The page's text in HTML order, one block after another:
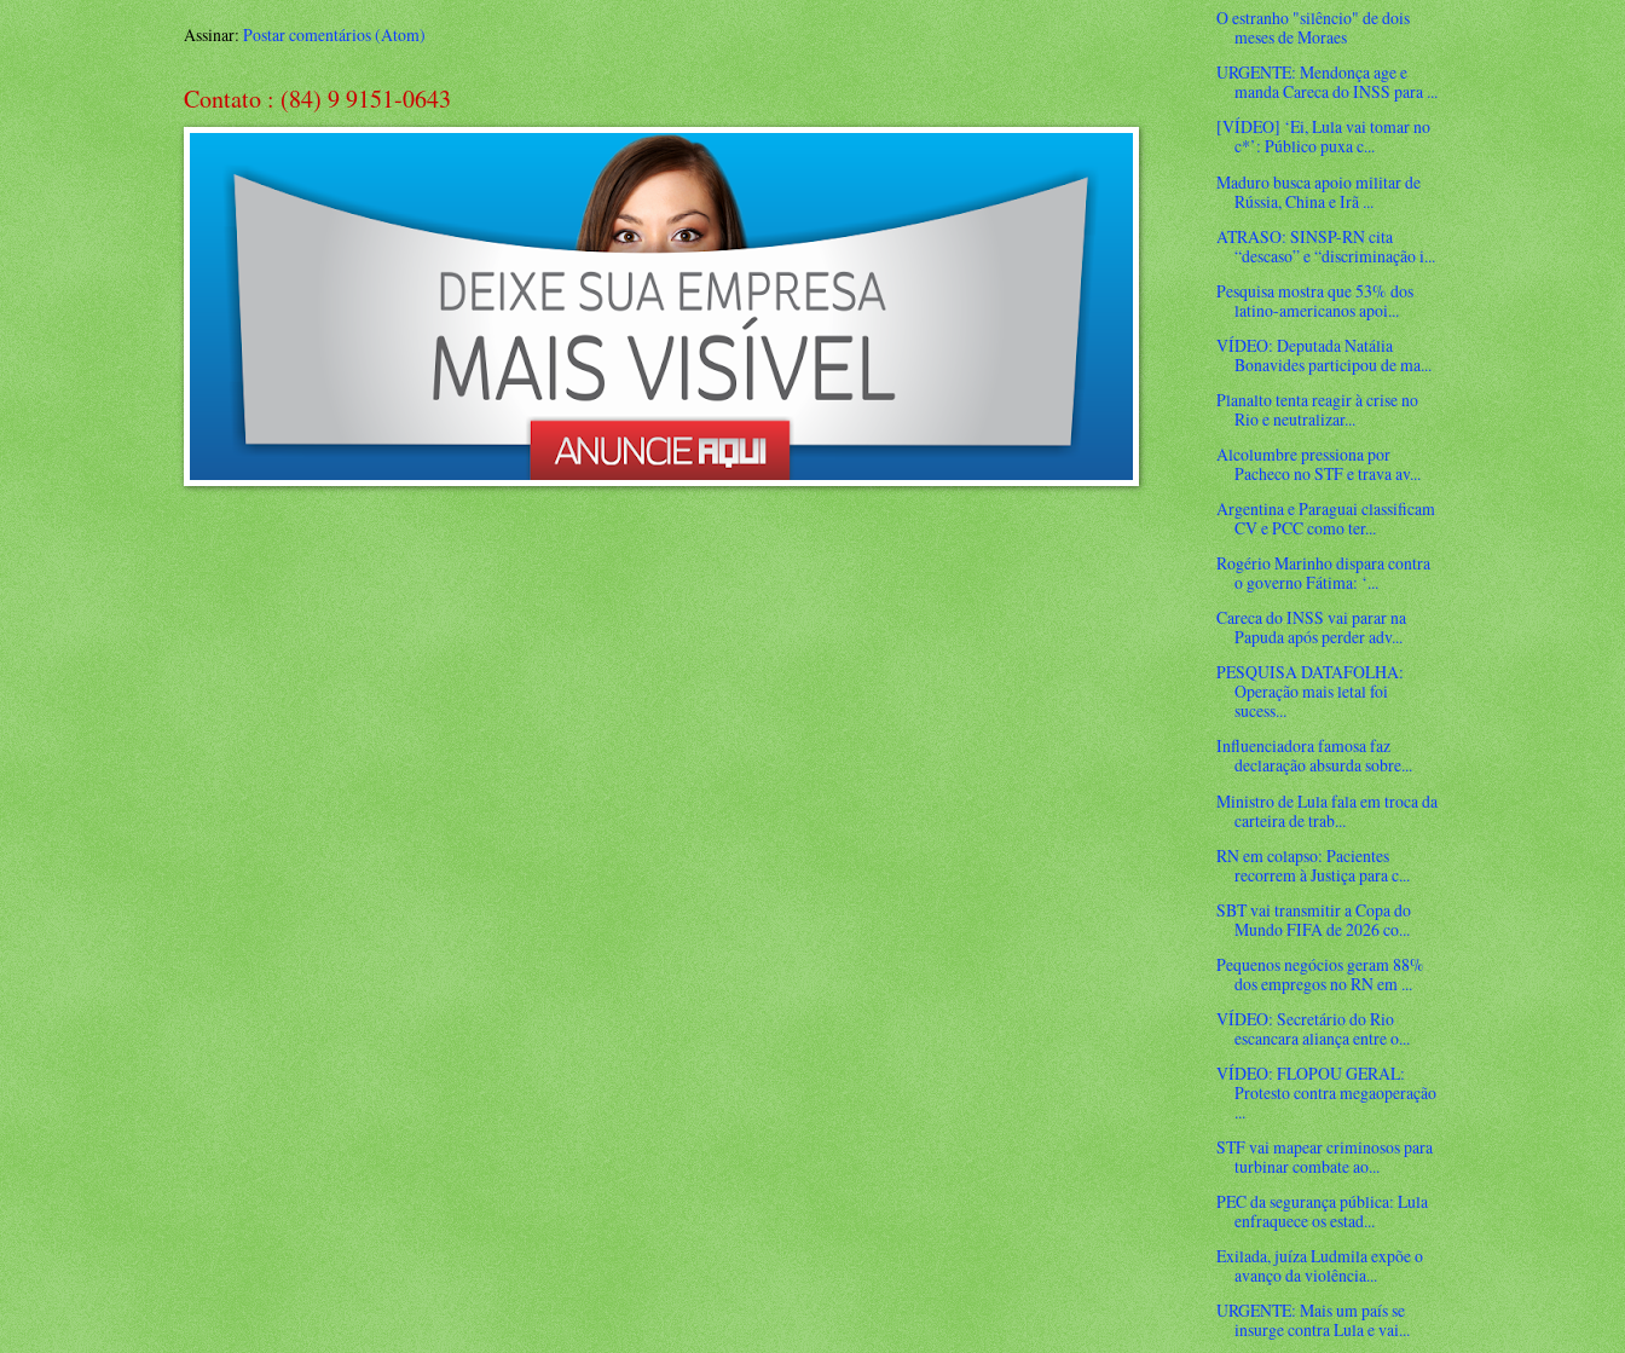
Assinar:Postar comentários (Atom)
Contato : (84) 9 9151-0643
O estranho "silêncio" de dois
meses de Moraes
URGENTE: Mendonça age e
manda Careca do INSS para ...
[VÍDEO] ‘Ei, Lula vai tomar no
c*’: Público puxa c...
Maduro busca apoio militar de
Rússia, China e Irã ...
ATRASO: SINSP-RN cita
“descaso” e “discriminação i...
Pesquisa mostra que 53% dos
latino-americanos apoi...
VÍDEO: Deputada Natália
Bonavides participou de ma...
Planalto tenta reagir à crise no
Rio e neutralizar...
Alcolumbre pressiona por
Pacheco no STF e trava av...
Argentina e Paraguai classificam
CV e PCC como ter...
Rogério Marinho dispara contra
o governo Fátima: ‘...
Careca do INSS vai parar na
Papuda após perder adv...
PESQUISA DATAFOLHA:
Operação mais letal foi
sucess...
Influenciadora famosa faz
declaração absurda sobre...
Ministro de Lula fala em troca da
carteira de trab...
RN em colapso: Pacientes
recorrem à Justiça para c...
SBT vai transmitir a Copa do
Mundo FIFA de 2026 co...
Pequenos negócios geram 88%
dos empregos no RN em ...
VÍDEO: Secretário do Rio
escancara aliança entre o...
VÍDEO: FLOPOU GERAL:
Protesto contra megaoperação
...
STF vai mapear criminosos para
turbinar combate ao...
PEC da segurança pública: Lula
enfraquece os estad...
Exilada, juíza Ludmila expõe o
avanço da violência...
URGENTE: Mais um país se
insurge contra Lula e vai...